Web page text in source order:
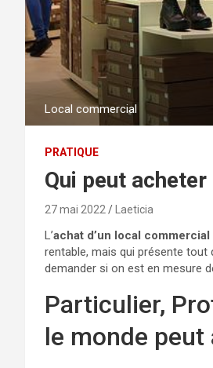
Local commercial
PRATIQUE
Qui peut
27 mai 2022 Laeticia
L’achat d’un local commercial
rentable, mais qui présente tout
demander si on est en mesure
Particulier,
le monde